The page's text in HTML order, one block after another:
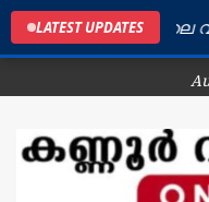
LATEST UPDATES
ജില്ലയിലെ